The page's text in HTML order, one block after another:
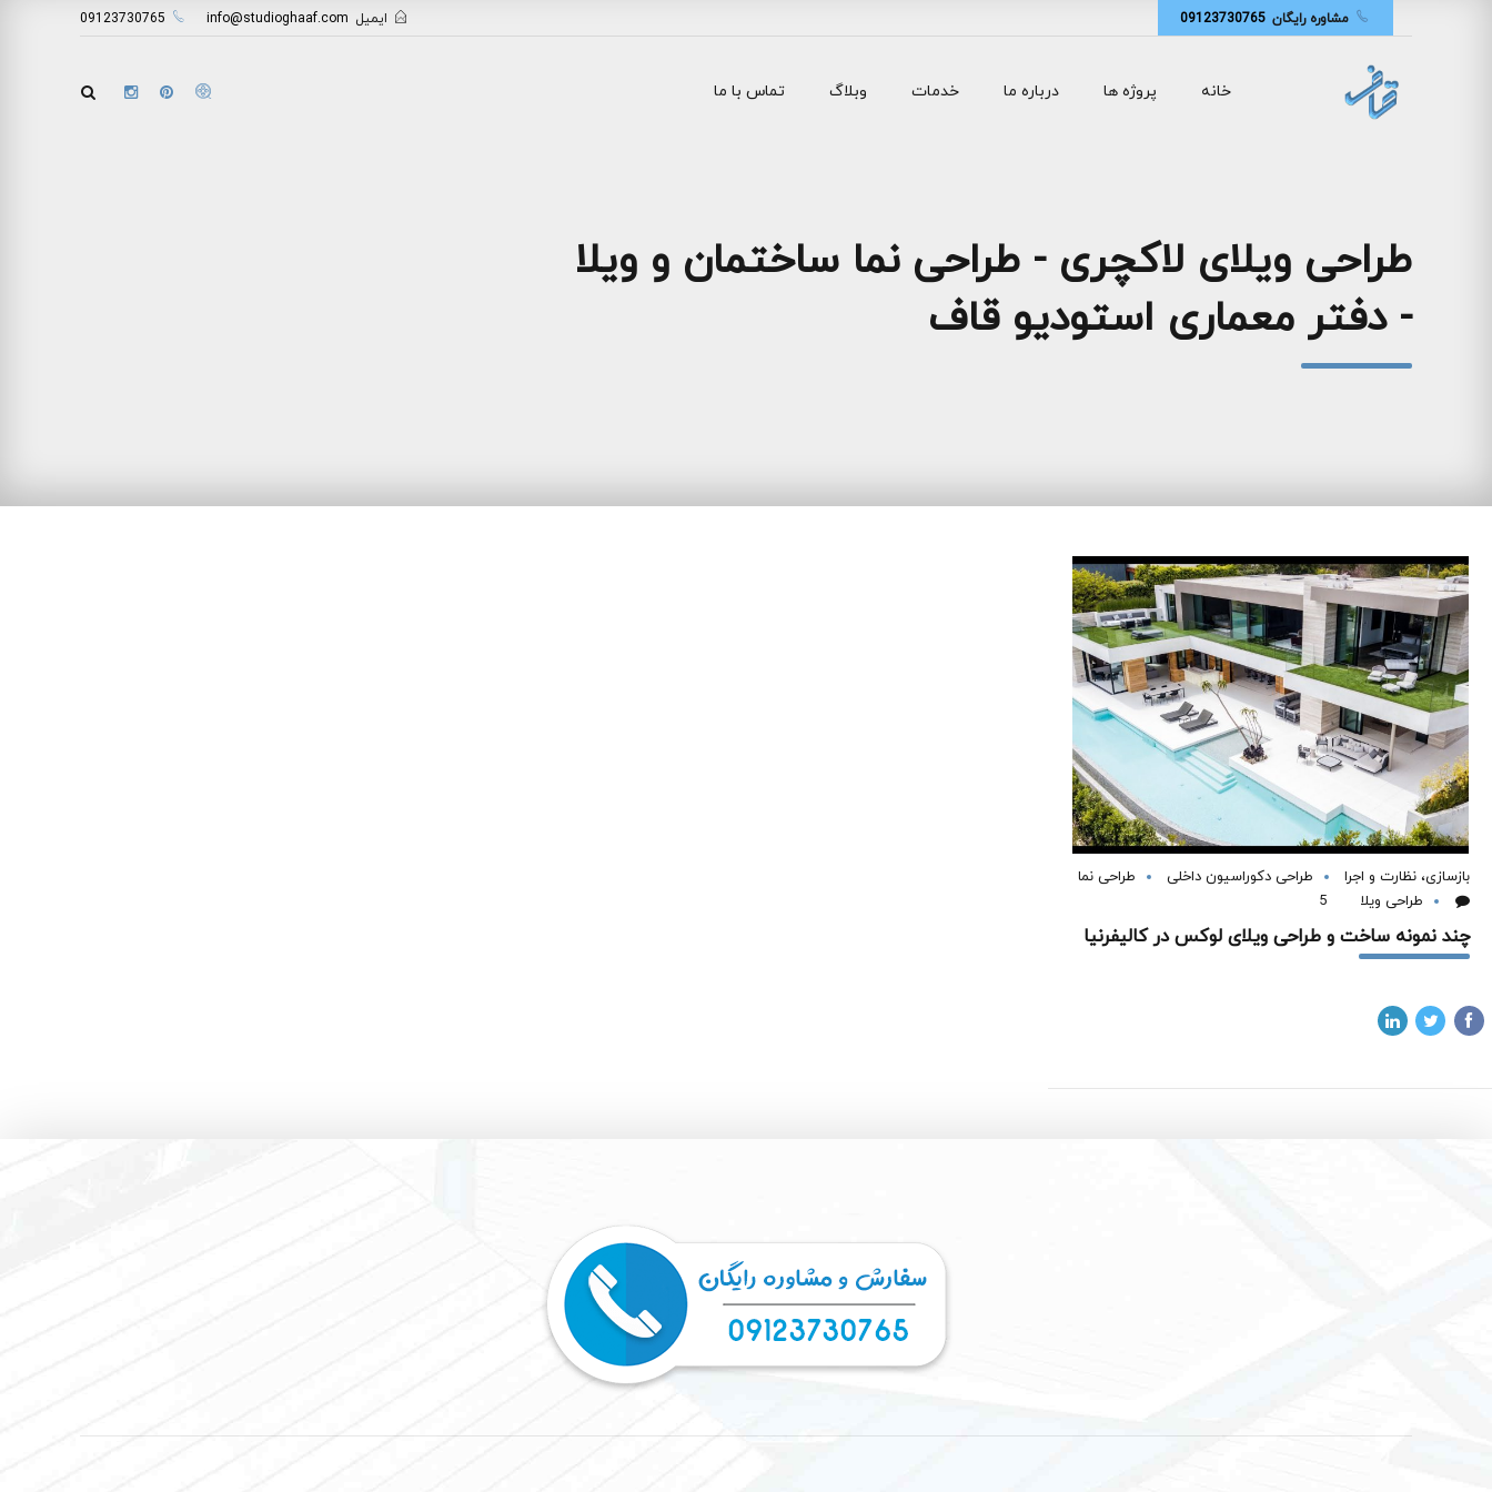
مشاوره رایگان 09123730765 ایمیل info@studioghaaf.com
09123730765
خانه پروژه ها درباره ما خدمات وبلاگ تماس با ما
طراحی ویلای لاکچری - طراحی نما ساختمان و ویلا
- دفتر معماری استودیو قاف
بازسازی، نظارت و اجرا طراحی دکوراسیون داخلی
طراحی نما
طراحی ویلا
5
چند نمونه ساخت و طراحی ویلای لوکس در کالیفرنیا